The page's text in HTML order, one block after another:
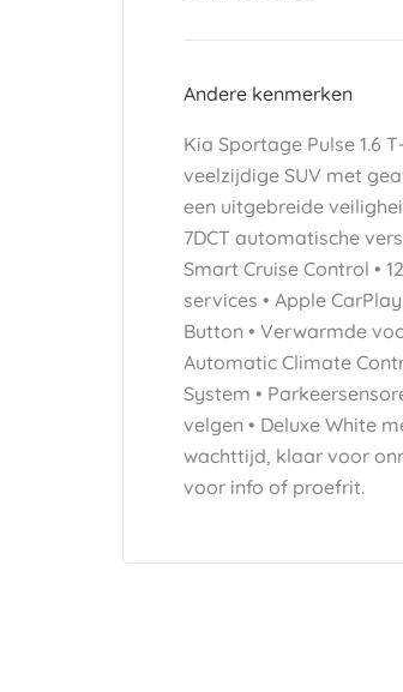
Andere kenmerken
Kia Sportage Pulse 1.6
veelzijdige SUV met
een uitgebreide
7DCT automatische
Smart Cruise Control •
services • Apple
Button • Verwarmde
Automatic Climate
System •
velgen • Deluxe White
wachttijd, klaar voor
voor info of proefrit.